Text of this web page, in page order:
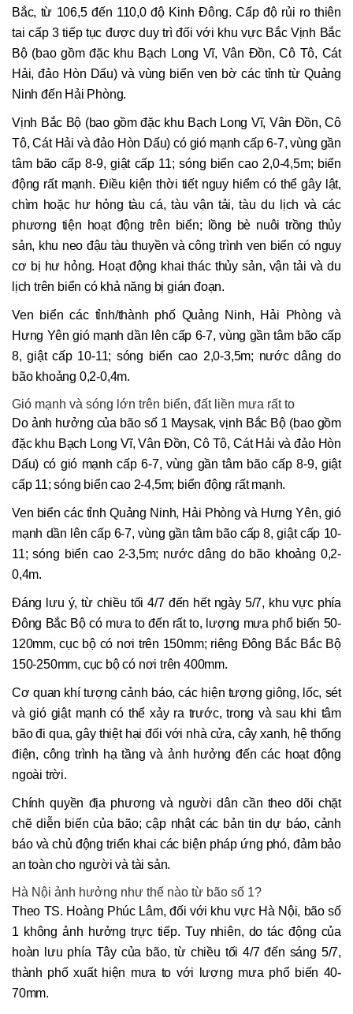
Bắc, từ 106,5 đến 110,0 độ Kinh Đông. Cấp độ rủi ro thiên
tai cấp 3 tiếp tục được duy trì đối với khu vực Bắc Vịnh Bắc
Bộ (bao gồm đặc khu Bạch Long Vĩ, Vân Đồn, Cô Tô, Cát
Hải, đảo Hòn Dấu) và vùng biển ven bờ các tỉnh từ Quảng
Ninh đến Hải Phòng.
Vịnh Bắc Bộ (bao gồm đặc khu Bạch Long Vĩ, Vân Đồn, Cô
Tô, Cát Hải và đảo Hòn Dấu) có gió mạnh cấp 6-7, vùng gần
tâm bão cấp 8-9, giật cấp 11; sóng biển cao 2,0-4,5m; biển
động rất mạnh. Điều kiện thời tiết nguy hiểm có thể gây lật,
chìm hoặc hư hỏng tàu cá, tàu vận tải, tàu du lịch và các
phương tiện hoạt động trên biển; lồng bè nuôi trồng thủy
sản, khu neo đậu tàu thuyền và công trình ven biển có nguy
cơ bị hư hỏng. Hoạt động khai thác thủy sản, vận tải và du
lịch trên biển có khả năng bị gián đoạn.
Ven biển các tỉnh/thành phố Quảng Ninh, Hải Phòng và
Hưng Yên gió mạnh dần lên cấp 6-7, vùng gần tâm bão cấp
8, giật cấp 10-11; sóng biển cao 2,0-3,5m; nước dâng do
bão khoảng 0,2-0,4m.
Gió mạnh và sóng lớn trên biển, đất liền mưa rất to
Do ảnh hưởng của bão số 1 Maysak, vịnh Bắc Bộ (bao gồm
đặc khu Bạch Long Vĩ, Vân Đồn, Cô Tô, Cát Hải và đảo Hòn
Dấu) có gió mạnh cấp 6-7, vùng gần tâm bão cấp 8-9, giật
cấp 11; sóng biển cao 2-4,5m; biển động rất mạnh.
Ven biển các tỉnh Quảng Ninh, Hải Phòng và Hưng Yên, gió
mạnh dần lên cấp 6-7, vùng gần tâm bão cấp 8, giật cấp 10-
11; sóng biển cao 2-3,5m; nước dâng do bão khoảng 0,2-
0,4m.
Đáng lưu ý, từ chiều tối 4/7 đến hết ngày 5/7, khu vực phía
Đông Bắc Bộ có mưa to đến rất to, lượng mưa phổ biến 50-
120mm, cục bộ có nơi trên 150mm; riêng Đông Bắc Bắc Bộ
150-250mm, cục bộ có nơi trên 400mm.
Cơ quan khí tượng cảnh báo, các hiện tượng giông, lốc, sét
và gió giật mạnh có thể xảy ra trước, trong và sau khi tâm
bão đi qua, gây thiệt hại đối với nhà cửa, cây xanh, hệ thống
điện, công trình hạ tầng và ảnh hưởng đến các hoạt động
ngoài trời.
Chính quyền địa phương và người dân cần theo dõi chặt
chẽ diễn biến của bão; cập nhật các bản tin dự báo, cảnh
báo và chủ động triển khai các biện pháp ứng phó, đảm bảo
an toàn cho người và tài sản.
Hà Nội ảnh hưởng như thế nào từ bão số 1?
Theo TS. Hoàng Phúc Lâm, đối với khu vực Hà Nội, bão số
1 không ảnh hưởng trực tiếp. Tuy nhiên, do tác động của
hoàn lưu phía Tây của bão, từ chiều tối 4/7 đến sáng 5/7,
thành phố xuất hiện mưa to với lượng mưa phổ biến 40-
70mm.